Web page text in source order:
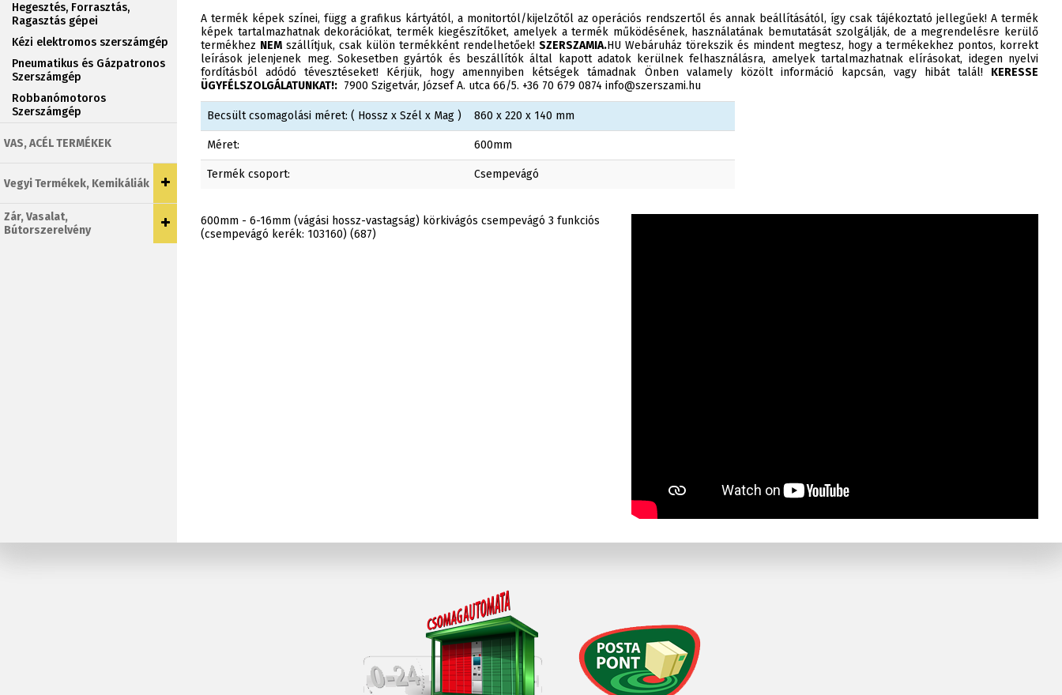
Hegesztés, Forrasztás,
Ragasztás gépei
Kézi elektromos szerszámgép
Pneumatikus és Gázpatronos
Szerszámgép
Robbanómotoros
Szerszámgép
VAS, ACÉL TERMÉKEK
Vegyi Termékek, Kemikáliák
Zár, Vasalat,
Bútorszerelvény
A termék képek színei, függ a grafikus kártyától, a monitortól/kijelzőtől az operációs rendszertől és annak beállításától, így csak tájékoztató jellegűek! A termék
képek tartalmazhatnak dekorációkat, termék kiegészítőket, amelyek a termék működésének, használatának bemutatását szolgálják, de a megrendelésre kerülő
termékhez NEM szállítjuk, csak külön termékként rendelhetőek! SZERSZAMIA.HU Webáruház törekszik és mindent megtesz, hogy a termékekhez pontos, korrekt
leírások jelenjenek meg. Sokesetben gyártók és beszállítók által kapott adatok kerülnek felhasználásra, amelyek tartalmazhatnak elírásokat, idegen nyelvi
fordításból adódó tévesztéseket! Kérjük, hogy amennyiben kétségek támadnak Önben valamely közölt információ kapcsán, vagy hibát talál! KERESSE
ÜGYFÉLSZOLGÁLATUNKAT!: 7900 Szigetvár, József A. utca 66/5. +36 70 679 0874 info@szerszami.hu
Becsült csomagolási méret: ( Hossz x Szél x Mag ) 860 x 220 x 140 mm
Méret: 600mm
Termék csoport: Csempevágó
600mm - 6-16mm (vágási hossz-vastagság) körkivágós csempevágó 3 funkciós
(csempevágó kerék: 103160) (687)